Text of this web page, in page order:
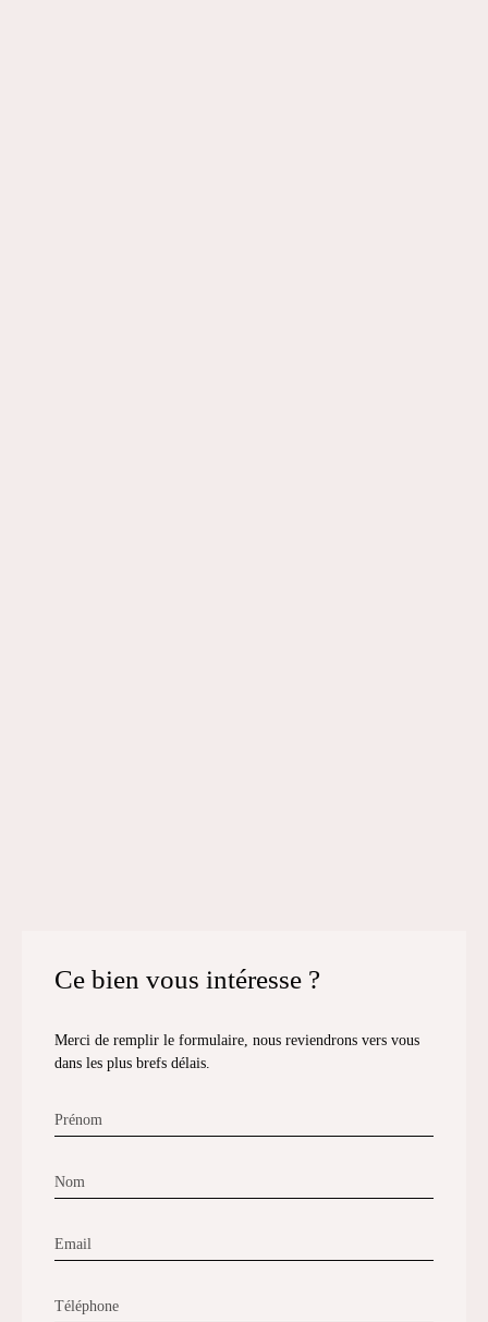
Ce bien vous intéresse ?
Merci de remplir le formulaire, nous reviendrons vers vous
dans les plus brefs délais.
Prénom
Nom
Email
Téléphone